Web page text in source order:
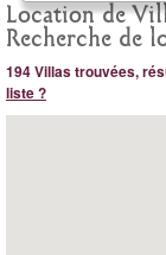
Location de
Recherche de
194 Villas trouvées,
liste ?